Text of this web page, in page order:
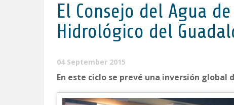
El Consejo del Agua
Hidrológico del
04 September 2015
En este ciclo se prevé una inversión global